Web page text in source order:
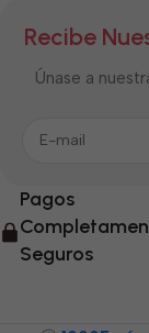
Recibe
Únase a
Pagos
Seguros